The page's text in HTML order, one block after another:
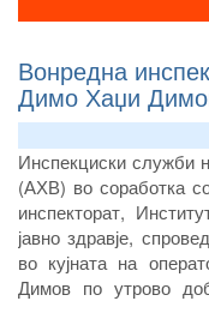
Вонредна
Димо Хаџи
Инспекциски служби
(АХВ) во соработка
инспекторат,
јавно здравје,
во кујната на
Димов по утрово